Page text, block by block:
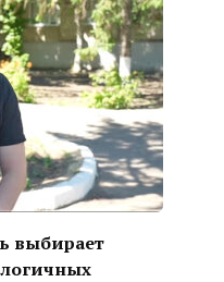
выбирает